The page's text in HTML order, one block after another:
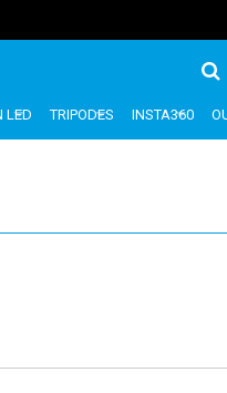
LED TRIPODES INSTA360